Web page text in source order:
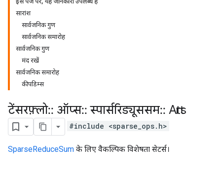
सारांश
सार्वजनिक गुण
सार्वजनिक समारोह
सार्वजनिक गुण
मंद रखें
सार्वजनिक समारोह
कीपडिम्स
टेंसरफ़्लो:: ऑप्स:: स्पार्सरिड्यूससम:: Attrs
#include <sparse_ops.h>
SparseReduceSum के लिए वैकल्पिक विशेषता सेटर्स।